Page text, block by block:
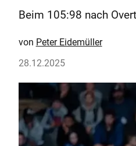
Beim 105:98 nach
Peter Eidemüller
28.12.2025